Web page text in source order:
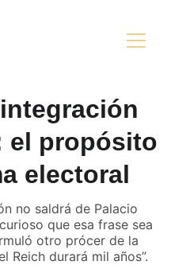
el propósito
electoral
no saldrá de Palacio
que esa frase sea
otro prócer de la
Reich durará mil años”.